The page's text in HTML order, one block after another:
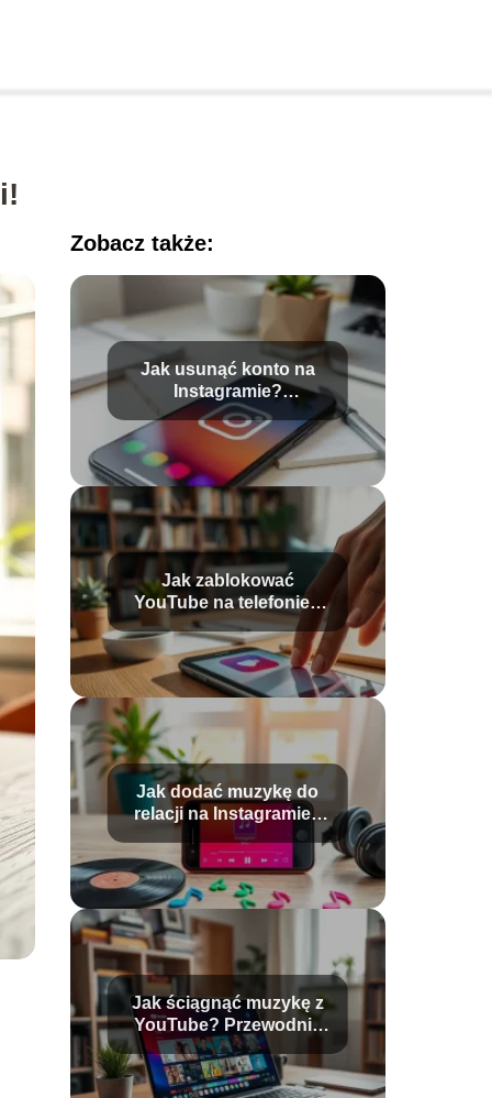
Zobacz także:
Jak usunąć konto na
Instagramie?
Przewodnik krok po
kroku
Jak zablokować
YouTube na telefonie?
Proste sposoby i
porady
Jak dodać muzykę do
relacji na Instagramie?
Praktyczny przewodnik
Jak ściągnąć muzykę z
YouTube? Przewodnik
krok po kroku